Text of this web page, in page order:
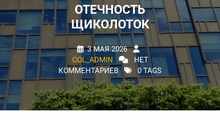
ОТЕЧНОСТЬ
ЩИКОЛОТОК
3 МАЯ 2026
COL_ADMIN
НЕТ
КОММЕНТАРИЕВ
0 TAGS